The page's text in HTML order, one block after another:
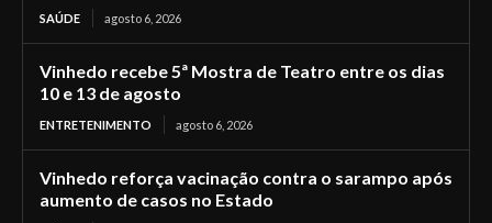
SAÚDE agosto 6, 2026
Vinhedo recebe 5ª Mostra de Teatro entre os dias
10 e 13 de agosto
ENTRETENIMENTO agosto 6, 2026
Vinhedo reforça vacinação contra o sarampo após
aumento de casos no Estado